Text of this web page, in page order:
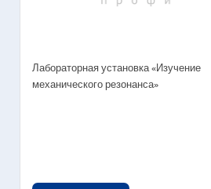
Лабораторная установка «Изучение
механического резонанса»